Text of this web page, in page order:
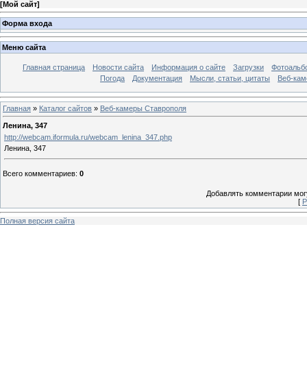
[Мой сайт]
Форма входа
Меню сайта
Главная страница Новости сайта Информация о сайте Загрузки
Погода
Документация Мысли, статьи, цитаты Веб-
Главная » Каталог сайтов » Веб-камеры Ставрополя
Ленина, 347
http://webcam.iformula.ru/webcam_lenina_347.php
Ленина, 347
Всего комментариев: 0
Добавлять комментарии
[
Полная версия сайта